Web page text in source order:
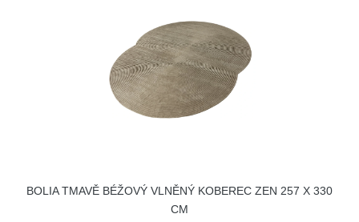
BOLIA TMAVĚ BÉŽOVÝ VLNĚNÝ KOBEREC ZEN 257 X 330
CM